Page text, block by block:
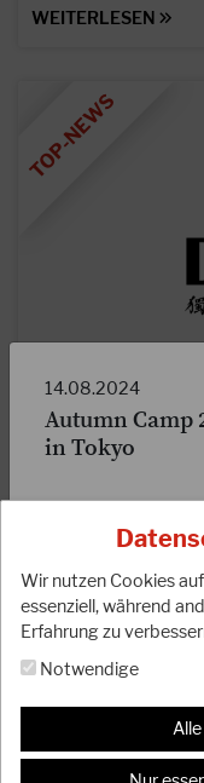
Wir nutzen Cookies
essenziell, während
Erfahrung zu
Notwendige
WEITERLESEN
14.12.2023
Wichtige
Veränderungen
Frankfurt …
WEITERLESEN
14.08.2024
Autumn Camp
in Tokyo
Liebe Mitglieder,
wer plant, in
18. bis 20.
der Geschäftsstelle
September 24
Die direkte
Anmelde-Tool wird
August eingestellt